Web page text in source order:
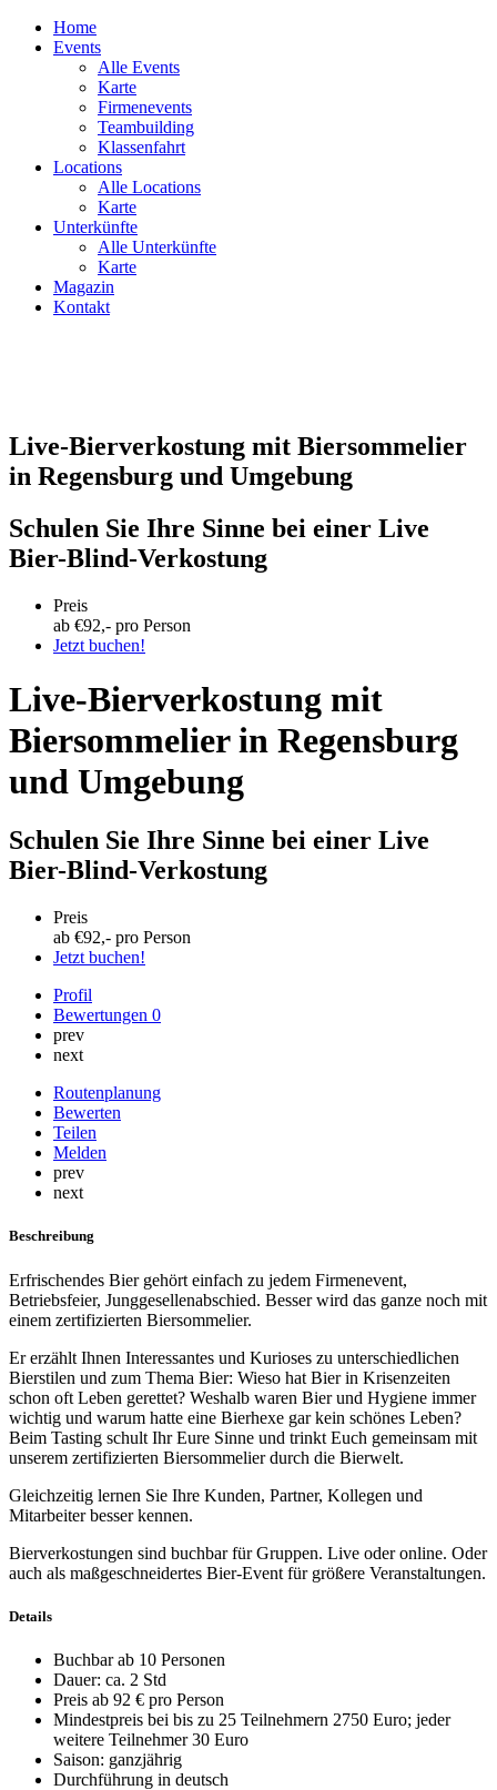
Home
Events
Alle Events
Karte
Firmenevents
Teambuilding
Klassenfahrt
Locations
Alle Locations
Karte
Unterkünfte
Alle Unterkünfte
Karte
Magazin
Kontakt
Live-Bierverkostung mit Biersommelier
in Regensburg und Umgebung
Schulen Sie Ihre Sinne bei einer Live
Bier-Blind-Verkostung
Preis
ab €92,- pro Person
Jetzt buchen!
Live-Bierverkostung mit
Biersommelier in Regensburg
und Umgebung
Schulen Sie Ihre Sinne bei einer Live
Bier-Blind-Verkostung
Preis
ab €92,- pro Person
Jetzt buchen!
Profil
Bewertungen 0
prev
next
Routenplanung
Bewerten
Teilen
Melden
prev
next
Beschreibung
Erfrischendes Bier gehört einfach zu jedem Firmenevent,
Betriebsfeier, Junggesellenabschied. Besser wird das ganze noch mit
einem zertifizierten Biersommelier.
Er erzählt Ihnen Interessantes und Kurioses zu unterschiedlichen
Bierstilen und zum Thema Bier: Wieso hat Bier in Krisenzeiten
schon oft Leben gerettet? Weshalb waren Bier und Hygiene immer
wichtig und warum hatte eine Bierhexe gar kein schönes Leben?
Beim Tasting schult Ihr Eure Sinne und trinkt Euch gemeinsam mit
unserem zertifizierten Biersommelier durch die Bierwelt.
Gleichzeitig lernen Sie Ihre Kunden, Partner, Kollegen und
Mitarbeiter besser kennen.
Bierverkostungen sind buchbar für Gruppen. Live oder online. Oder
auch als maßgeschneidertes Bier-Event für größere Veranstaltungen.
Details
Buchbar ab 10 Personen
Dauer: ca. 2 Std
Preis ab 92 € pro Person
Mindestpreis bei bis zu 25 Teilnehmern 2750 Euro; jeder
weitere Teilnehmer 30 Euro
Saison: ganzjährig
Durchführung in deutsch